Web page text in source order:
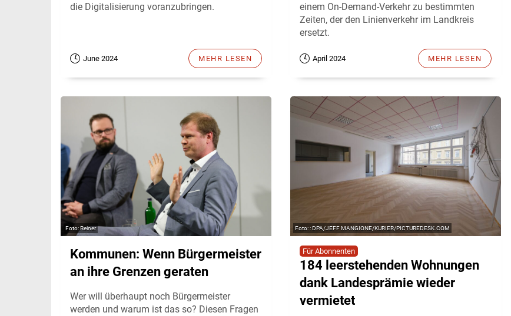
die Digitalisierung voranzubringen.
June 2024 MEHR LESEN
einem On-Demand-Verkehr zu bestimmten
Zeiten, der den Linienverkehr im Landkreis
ersetzt.
April 2024 MEHR LESEN
Reiner
Kommunen: Wenn Bürgermeister
an ihre Grenzen geraten
Wer will überhaupt noch Bürgermeister
werden und warum ist das so? Diesen Fragen
: DPA/JEFF MANGIONE/KURIER/PICTUREDESK.COM
Für Abonnenten
184 leerstehenden Wohnungen
dank Landesprämie wieder
vermietet